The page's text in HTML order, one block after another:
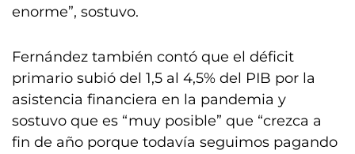
enorme”, sostuvo.
Fernández también contó que el déficit
primario subió del 1,5 al 4,5% del PIB por la
asistencia financiera en la pandemia y
sostuvo que es “muy posible” que “crezca a
fin de año porque todavía seguimos pagando